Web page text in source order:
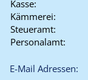
Kasse:
Kämmerei:
Steueramt:
Personalamt:
E-Mail Adressen: